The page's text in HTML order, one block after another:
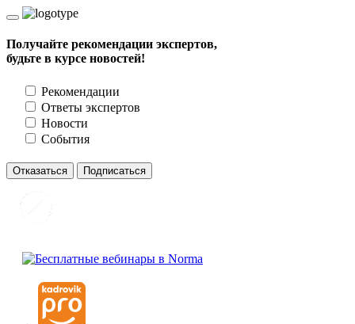
Получайте рекомендации экспертов,
будьте в курсе новостей!
Рекомендации
Ответы экспертов
Новости
События
Отказаться Подписаться